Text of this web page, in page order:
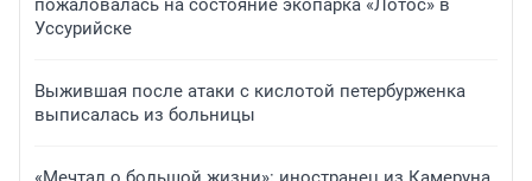
пожаловалась на состояние экопарка «Лотос» в
Уссурийске
Выжившая после атаки с кислотой петербурженка
выписалась из больницы